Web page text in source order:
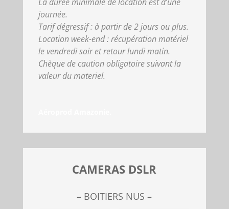
journée.
Tarif dégressif : à partir de 2 jours ou plus.
Location week-end : récupération matériel
le vendredi soir et retour lundi matin.
Chèque de caution obligatoire suivant la
valeur du materiel.
CAMERAS DSLR
– BOITIERS NUS –